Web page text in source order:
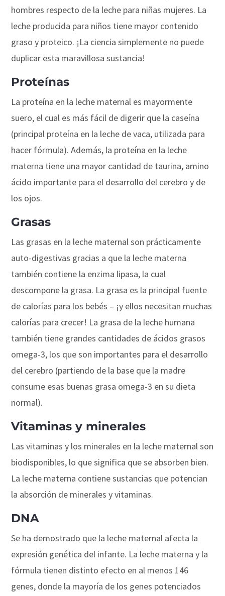
hombres respecto de la leche para niñas mujeres. La
leche producida para niños tiene mayor contenido
graso y proteico. ¡La ciencia simplemente no puede
duplicar esta maravillosa sustancia!
Proteínas
La proteína en la leche maternal es mayormente
suero, el cual es más fácil de digerir que la caseína
(principal proteína en la leche de vaca, utilizada para
hacer fórmula). Además, la proteína en la leche
materna tiene una mayor cantidad de taurina, amino
ácido importante para el desarrollo del cerebro y de
los ojos.
Grasas
Las grasas en la leche maternal son prácticamente
auto-digestivas gracias a que la leche materna
también contiene la enzima lipasa, la cual
descompone la grasa. La grasa es la principal fuente
de calorías para los bebés – ¡y ellos necesitan muchas
calorías para crecer! La grasa de la leche humana
también tiene grandes cantidades de ácidos grasos
omega-3, los que son importantes para el desarrollo
del cerebro (partiendo de la base que la madre
consume esas buenas grasa omega-3 en su dieta
normal).
Vitaminas y minerales
Las vitaminas y los minerales en la leche maternal son
biodisponibles, lo que significa que se absorben bien.
La leche materna contiene sustancias que potencian
la absorción de minerales y vitaminas.
DNA
Se ha demostrado que la leche maternal afecta la
expresión genética del infante. La leche materna y la
fórmula tienen distinto efecto en al menos 146
genes, donde la mayoría de los genes potenciados